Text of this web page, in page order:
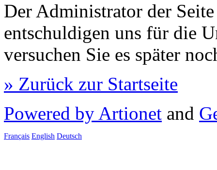
Der Administrator der
entschuldigen uns für die
versuchen Sie es später
» Zurück zur Startseite
Powered by Artionet and
Français English Deutsch